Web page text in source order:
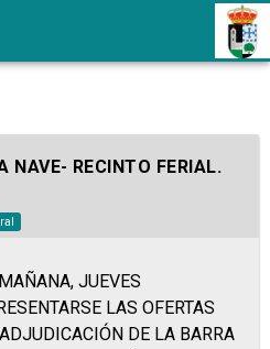
NAVE- RECINTO FERIAL.
JUEVES
LAS OFERTAS
DE LA BARRA